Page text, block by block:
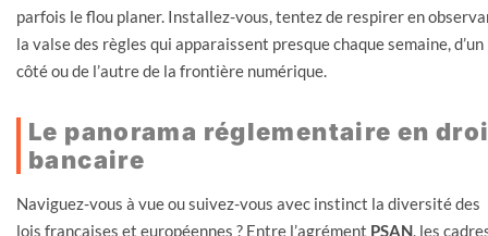
parfois le flou planer. Installez-vous, tentez de respirer en
la valse des règles qui apparaissent presque chaque semaine, d’un
côté ou de l’autre de la frontière numérique.
Le panorama réglementaire en
bancaire
Naviguez-vous à vue ou suivez-vous avec instinct la diversité des
lois françaises et européennes ? Entre l’agrément PSAN, les